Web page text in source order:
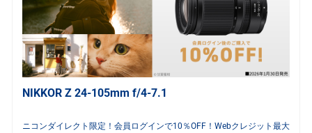
NIKKOR Z 24-105mm f/4-7.1
ニコンダイレクト限定！会員ログインで10％OFF！Webクレジット最大